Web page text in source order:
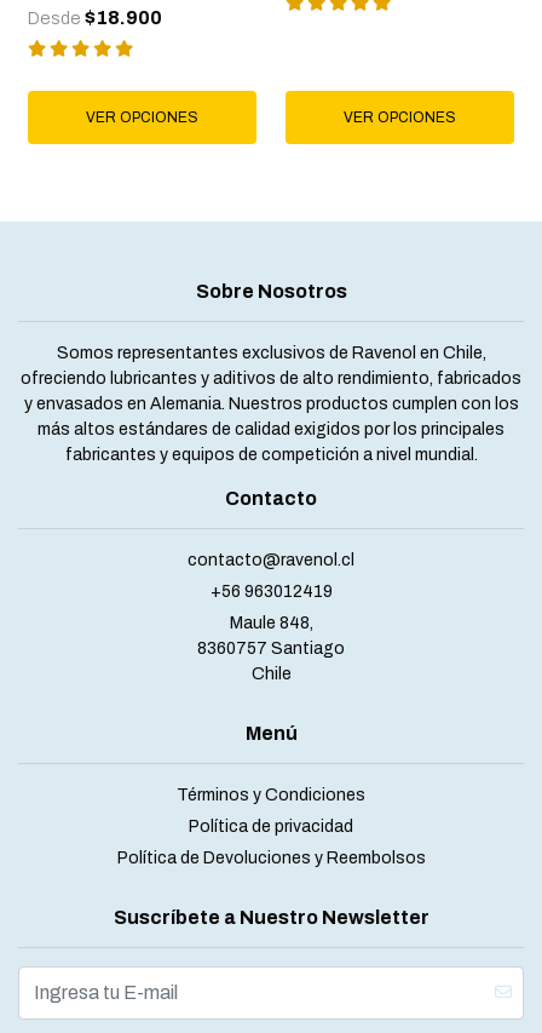
Desde $18.900
VER OPCIONES VER OPCIONES
Sobre Nosotros
Somos representantes exclusivos de Ravenol en Chile,
ofreciendo lubricantes y aditivos de alto rendimiento, fabricados
y envasados en Alemania. Nuestros productos cumplen con los
más altos estándares de calidad exigidos por los principales
fabricantes y equipos de competición a nivel mundial.
Contacto
contacto@ravenol.cl
+56 963012419
Maule 848,
8360757 Santiago
Chile
Menú
Términos y Condiciones
Política de privacidad
Política de Devoluciones y Reembolsos
Suscríbete a Nuestro Newsletter